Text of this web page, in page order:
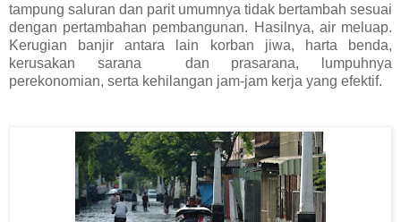
tampung saluran dan parit umumnya tidak bertambah sesuai
dengan pertambahan pembangunan. Hasilnya, air meluap.
Kerugian banjir antara lain korban jiwa, harta benda,
kerusakan sarana dan prasarana, lumpuhnya
perekonomian, serta kehilangan jam-jam kerja yang efektif.